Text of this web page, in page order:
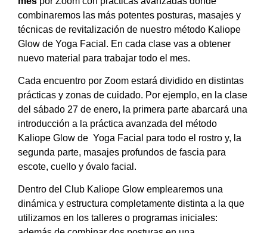
combinaremos las más potentes posturas, masajes y
técnicas de revitalización de nuestro método Kaliope
Glow de Yoga Facial. En cada clase vas a obtener
nuevo material para trabajar todo el mes.
Cada encuentro por Zoom estará dividido en distintas
prácticas y zonas de cuidado. Por ejemplo, en la clase
del sábado 27 de enero, la primera parte abarcará una
introducción a la práctica avanzada del método
Kaliope Glow de Yoga Facial para todo el rostro y, la
segunda parte, masajes profundos de fascia para
escote, cuello y óvalo facial.
Dentro del Club Kaliope Glow emplearemos una
dinámica y estructura completamente distinta a la que
utilizamos en los talleres o programas iniciales: